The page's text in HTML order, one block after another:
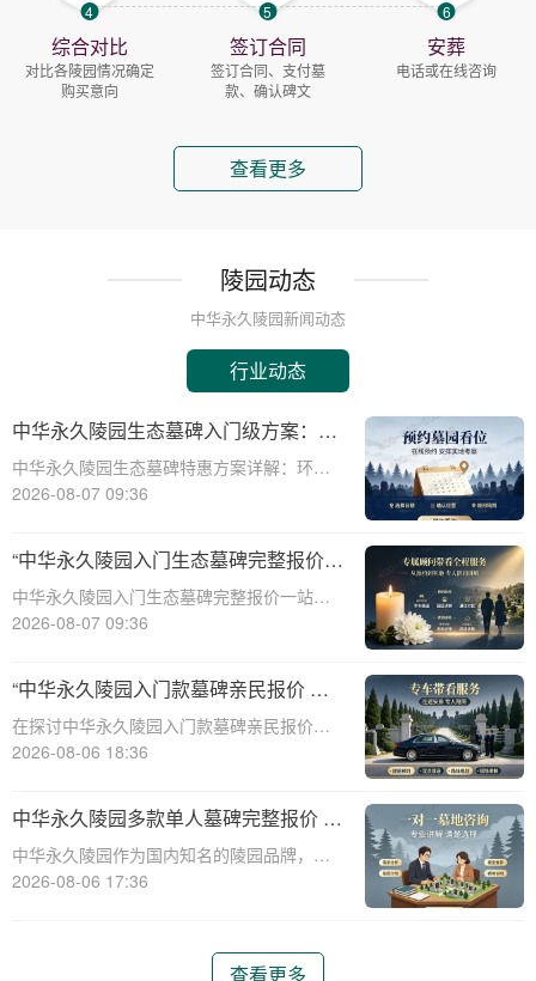
4
综合对比
对比各陵园情况确定
购买意向
5
签订合同
签订合同、支付墓
款、确认碑文
6
安葬
电话或在线咨询
查看更多
陵园动态
中华永久陵园新闻动态
行业动态
中华永久陵园生态墓碑入门级方案：完
整报价与一站式服务打包特惠解析
中华永久陵园生态墓碑特惠方案详解：环
保、经济、个性化选择☎ 中华永久陵园电
提升，选择一个环保且经济的陵园及墓碑成
为许多家庭的考虑。中华永久陵园，作
2026-08-07 09:36
“中华永久陵园入门生态墓碑完整报价
一站式服务打包特惠详解”
中华永久陵园入门生态墓碑完整报价一站式
服务打包特惠详解☎ 中华永久陵园电话:400-
之一，一直致力于提供高品质、个性化的墓
碑服务。生态墓碑作为一种环保、
2026-08-07 09:36
“中华永久陵园入门款墓碑亲民报价 一
次性付清享折上折：超值优惠与便捷选
择的完美结合”
在探讨中华永久陵园入门款墓碑亲民报价这
一主题时，我们首先需要理解墓碑选择的重
对逝者的纪念，也是对生者情感的寄托。因
此，选择一款既符合预算又具有纪念意义的
墓碑显得尤
2026-08-06 18:36
中华永久陵园多款单人墓碑完整报价 淡
季下单直降数千元详解
中华永久陵园作为国内知名的陵园品牌，提
供多种单人墓碑选择，满足不同客户的需
元的优惠政策，帮助消费者做出明智的选
2026-08-06 17:36
查看更多